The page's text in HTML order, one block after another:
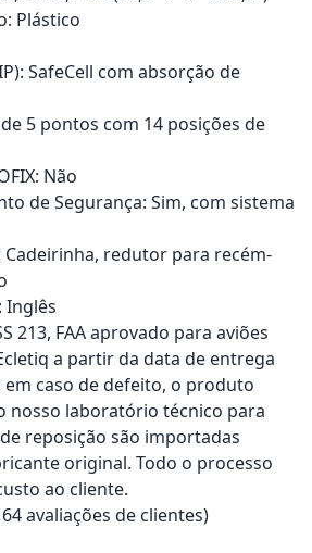
Plástico
SafeCell com absorção de
5 pontos com 14 posições de
Não
de Segurança: Sim, com sistema
Cadeirinha, redutor para recém-
Inglês
213, FAA aprovado para aviões
a partir da data de entrega
em caso de defeito, o produto
nosso laboratório técnico para
reposição são importadas
original. Todo o processo
ao cliente.
avaliações de clientes)